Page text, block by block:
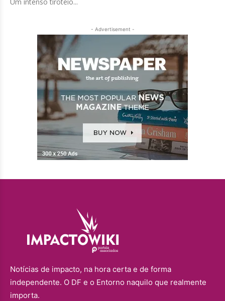
Um intenso tiroteio...
- Advertisement -
Notícias de impacto, na hora certa e de forma
independente. O DF e o Entorno naquilo que realmente
importa.